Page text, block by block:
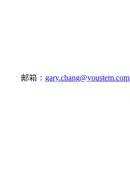
邮箱： gary.chang@youstem.com